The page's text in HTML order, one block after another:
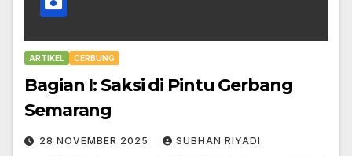
ARTIKEL CERBUNG
Bagian I: Saksi di Pintu Gerbang
Semarang
28 NOVEMBER 2025 SUBHAN RIYADI